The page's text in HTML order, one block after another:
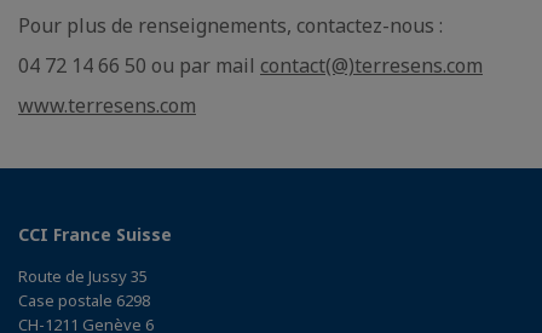
Pour plus de renseignements, contactez-nous :
04 72 14 66 50 ou par mail contact(@)terresens.com
www.terresens.com
CCI France Suisse
Route de Jussy 35
Case postale 6298
CH-1211 Genève 6